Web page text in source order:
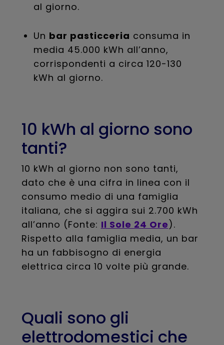
al giorno.
Un bar pasticceria consuma in
media 45.000 kWh all’anno,
corrispondenti a circa 120-130
kWh al giorno.
10 kWh al giorno sono
tanti?
10 kWh al giorno non sono tanti,
dato che è una cifra in linea con il
consumo medio di una famiglia
italiana, che si aggira sui 2.700 kWh
all’anno (Fonte: Il Sole 24 Ore).
Rispetto alla famiglia media, un bar
ha un fabbisogno di energia
elettrica circa 10 volte più grande.
Quali sono gli
elettrodomestici che